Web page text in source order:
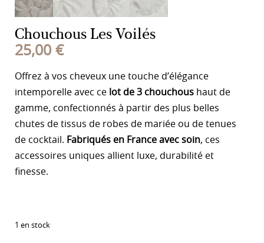
Chouchous Les Voilés
25,00 €
Offrez à vos cheveux une touche d’élégance
intemporelle avec ce lot de 3 chouchous haut de
gamme, confectionnés à partir des plus belles
chutes de tissus de robes de mariée ou de tenues
de cocktail. Fabriqués en France avec soin, ces
accessoires uniques allient luxe, durabilité et
finesse.
1 en stock